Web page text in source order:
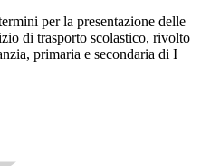
per la presentazione delle
di trasporto scolastico, rivolto
primaria e secondaria di I